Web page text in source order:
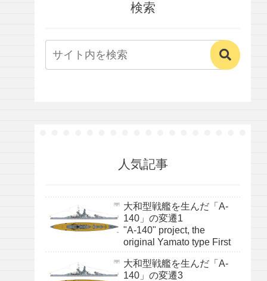
検索
人気記事
大和型戦艦を生んだ「A-
140」の変遷1
"A-140" project, the
original Yamato type First
大和型戦艦を生んだ「A-
140」の変遷3